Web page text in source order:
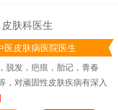
皮肤科医生
医皮肤病医院医生
脱发，疤痕，胎记，青春
，对顽固性皮肤疾病有深入